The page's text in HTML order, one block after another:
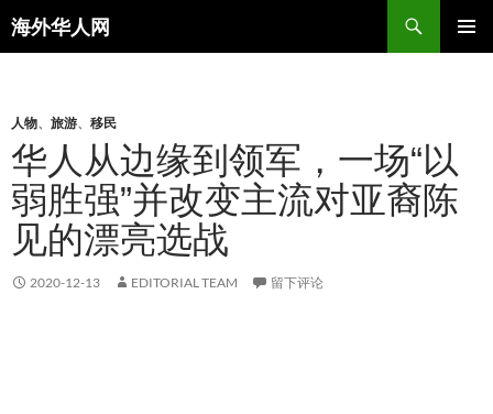
海外华人网
搜
索
文
人物、 旅游、 移民
华人从边缘到领军，一场“以
弱胜强”并改变主流对亚裔陈
见的漂亮选战
2020-12-13 EDITORIAL TEAM 留下评论